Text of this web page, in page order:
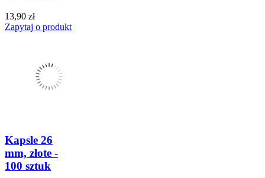
13,90 zł
Zapytaj o produkt
Kapsle 26
mm, złote -
100 sztuk